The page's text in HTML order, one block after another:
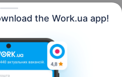
the Work.ua app!